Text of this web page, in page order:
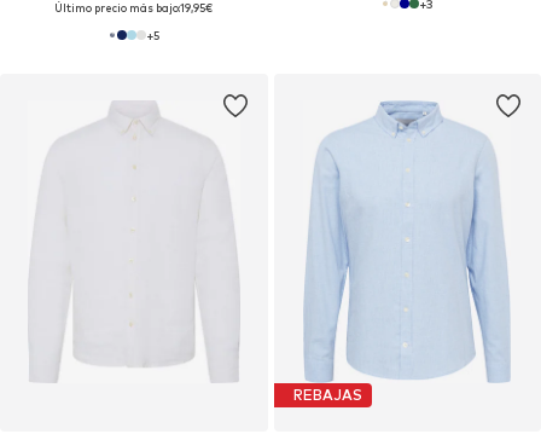
Último precio más bajo:19,95€
+5
+3
REBAJAS